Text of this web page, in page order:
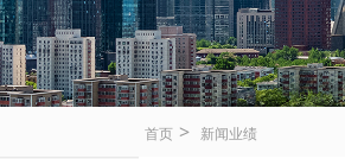
首页 > 新闻业绩